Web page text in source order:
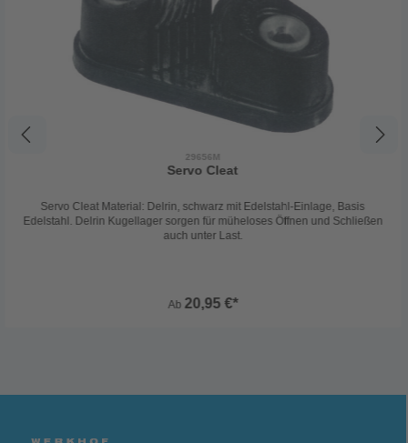
29656M
Servo Cleat
Servo Cleat Material: Delrin, schwarz mit Edelstahl-Einlage, Basis
Edelstahl. Delrin Kugellager sorgen für müheloses Öffnen und Schließen
auch unter Last.
Ab 20,95 €*